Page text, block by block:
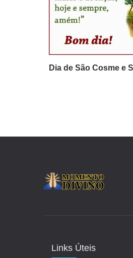
Dia de São Cosme e
Links Úteis